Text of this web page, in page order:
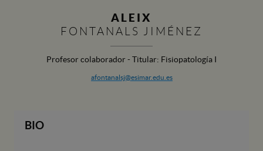
ALEIX
FONTANALS JIMÉNEZ
Profesor colaborador - Titular: Fisiopatología I
afontanalsj@esimar.edu.es
BIO